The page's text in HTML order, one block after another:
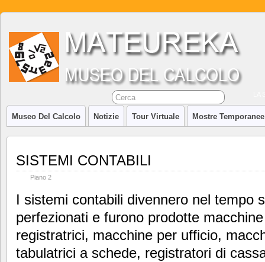
Museo Del Calcolo Notizie Tour Virtuale Mostre Temporanee
SISTEMI CONTABILI
Piano 2
I sistemi contabili divennero nel tempo
perfezionati e furono prodotte
registratrici, macchine per ufficio,
tabulatrici a schede, registratori di